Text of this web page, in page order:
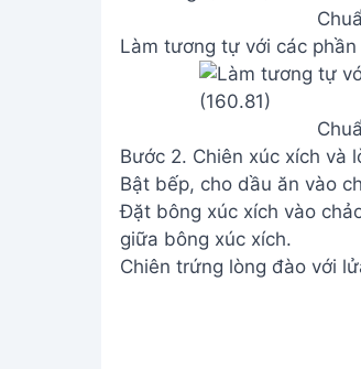
Làm tương tự với các
Bước 2. Chiên xúc xích và
Bật bếp, cho dầu ăn vào
Đặt bông xúc xích vào
giữa bông xúc xích.
Chiên trứng lòng đào với